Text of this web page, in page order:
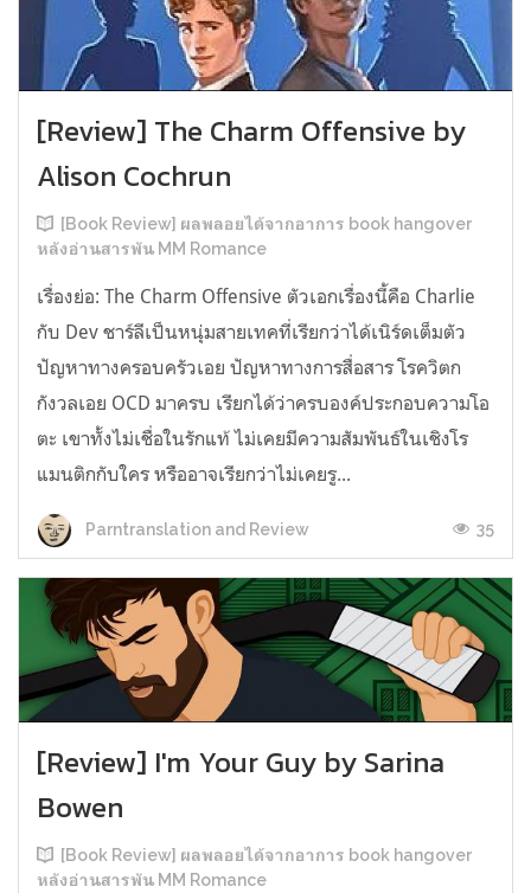
[Review] The Charm Offensive by
Alison Cochrun
[Book Review] ผลพลอยได้จากอาการ book hangover
หลังอ่านสารพัน MM Romance
เรื่องย่อ: The Charm Offensive ตัวเอกเรื่องนี้คือ Charlie
กับ Dev ชาร์ลีเป็นหนุ่มสายเทคที่เรียกว่าได้เนิร์ดเต็มตัว
ปัญหาทางครอบครัวเอย ปัญหาทางการสื่อสาร โรควิตก
กังวลเอย OCD มาครบ เรียกได้ว่าครบองค์ประกอบความโอ
ตะ เขาทั้งไม่เชื่อในรักแท้ ไม่เคยมีความสัมพันธ์ในเชิงโร
แมนติกกับใคร หรืออาจเรียกว่าไม่เคยรู...
Parntranslation and Review 35
[Review] I'm Your Guy by Sarina
Bowen
[Book Review] ผลพลอยได้จากอาการ book hangover
หลังอ่านสารพัน MM Romance